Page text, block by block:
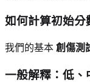
如何計算初始分
我們的基本 創傷測
一般解釋：低、